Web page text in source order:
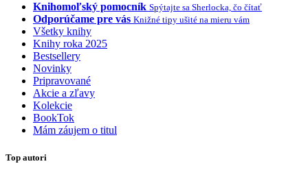
Knihomoľský pomocník Spýtajte sa Sherlocka, čo čítať
Odporúčame pre vás Knižné tipy ušité na mieru vám
Všetky knihy
Knihy roka 2025
Bestsellery
Novinky
Pripravované
Akcie a zľavy
Kolekcie
BookTok
Mám záujem o titul
Top autori